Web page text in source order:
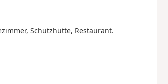
Schutzhütte, Restaurant.